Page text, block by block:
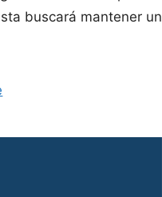
buscará mantener un